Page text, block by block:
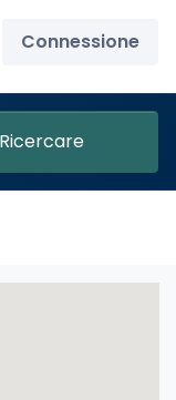
Connessione
Ricercare